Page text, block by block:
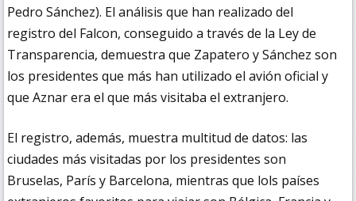
Pedro Sánchez). El análisis que han realizado del
registro del Falcon, conseguido a través de la Ley de
Transparencia, demuestra que Zapatero y Sánchez son
los presidentes que más han utilizado el avión oficial y
que Aznar era el que más visitaba el extranjero.
El registro, además, muestra multitud de datos: las
ciudades más visitadas por los presidentes son
Bruselas, París y Barcelona, mientras que lols países